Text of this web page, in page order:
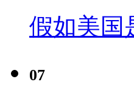
假如美国
07